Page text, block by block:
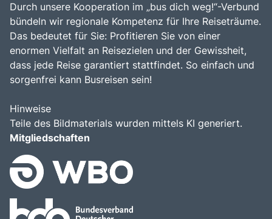
Durch unsere Kooperation im „bus dich weg!“-Verbund
bündeln wir regionale Kompetenz für Ihre Reiseträume.
Das bedeutet für Sie: Profitieren Sie von einer
enormen Vielfalt an Reisezielen und der Gewissheit,
dass jede Reise garantiert stattfindet. So einfach und
sorgenfrei kann Busreisen sein!
Hinweise
Teile des Bildmaterials wurden mittels KI generiert.
Mitgliedschaften